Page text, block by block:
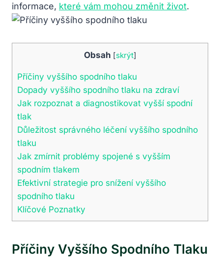
informace, které vám mohou změnit život.
Obsah [skrýt]
Příčiny vyššího spodního tlaku
Dopady vyššího spodního tlaku na zdraví
Jak rozpoznat a diagnostikovat vyšší spodní
tlak
Důležitost správného léčení vyššího spodního
tlaku
Jak zmírnit problémy spojené s vyšším
spodním tlakem
Efektivní strategie pro snížení vyššího
spodního tlaku
Klíčové Poznatky
Příčiny Vyššího Spodního Tlaku